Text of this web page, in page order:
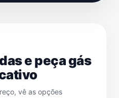
e peça gás
vê as opções